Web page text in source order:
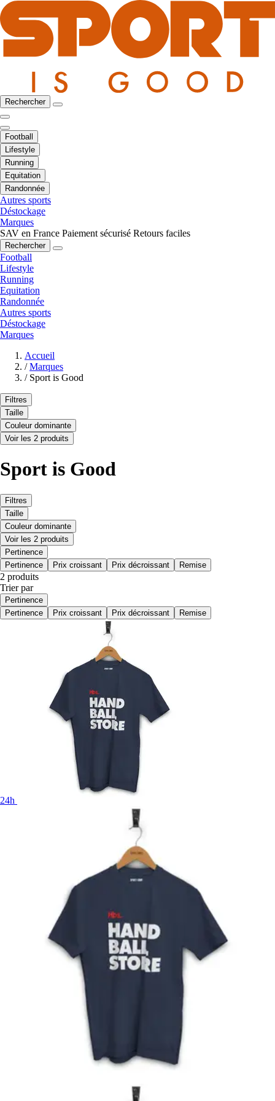
Rechercher
Football
Lifestyle
Running
Equitation
Randonnée
Autres sports
Déstockage
Marques
SAV en France Paiement sécurisé Retours faciles
Rechercher
Football
Lifestyle
Running
Equitation
Randonnée
Autres sports
Déstockage
Marques
Accueil
/ Marques
/ Sport is Good
Filtres
Taille
Couleur dominante
Voir les 2 produits
Sport is Good
Filtres
Taille
Couleur dominante
Voir les 2 produits
Pertinence
Pertinence
Prix croissant Prix décroissant Remise
2 produits
Trier par
Pertinence
Pertinence
Prix croissant Prix décroissant Remise
24h